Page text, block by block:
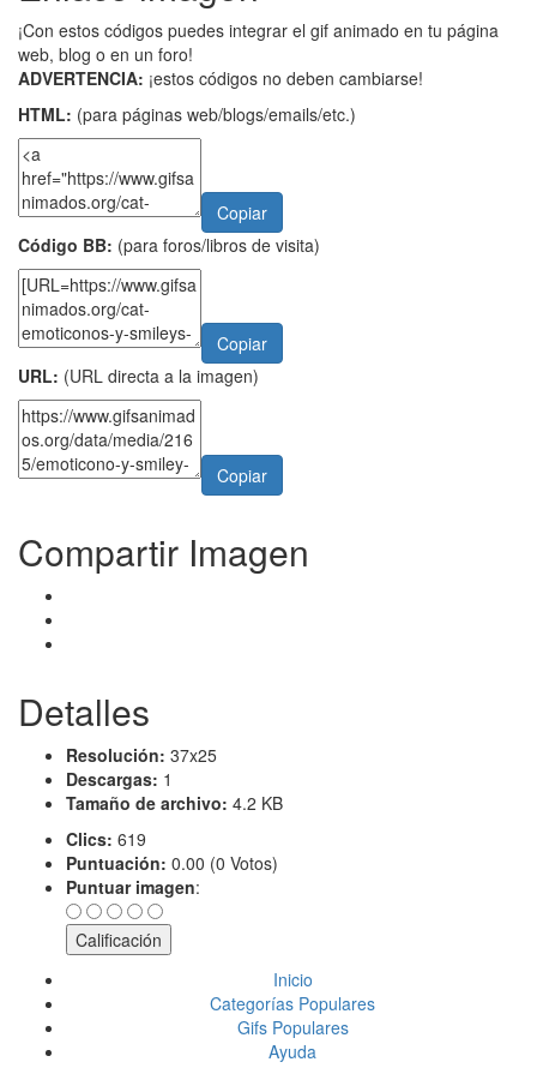
¡Con estos códigos puedes integrar el gif animado en tu página
web, blog o en un foro!
ADVERTENCIA: ¡estos códigos no deben cambiarse!
HTML: (para páginas web/blogs/emails/etc.)
Copiar
Código BB: (para foros/libros de visita)
Copiar
URL: (URL directa a la imagen)
Copiar
Compartir Imagen
Detalles
Resolución: 37x25
Descargas: 1
Tamaño de archivo: 4.2 KB
Clics: 619
Puntuación: 0.00 (0 Votos)
Puntuar imagen:
Inicio
Categorías Populares
Gifs Populares
Ayuda